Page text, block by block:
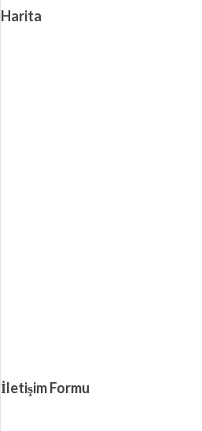
Harita
İletişim Formu